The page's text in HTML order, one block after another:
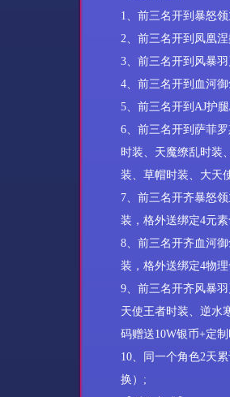
1、前三名开到暴怒
2、前三名开到凤凰
3、前三名开到风暴
4、前三名开到 血河御
5、前三名开到 AJ护腿
6、前三名开到萨菲
时装、天魔缭乱时装
装、草帽时装、大天
7、前三名开齐暴怒领
装 ，格外送绑定4元素
8、前三名开齐 血河御
装 ，格外送绑定4物理
9、前三名开齐风暴羽
天使王者时装、 逆水
码赠送10W银币+定
10、同一个角色2天累
换） ;